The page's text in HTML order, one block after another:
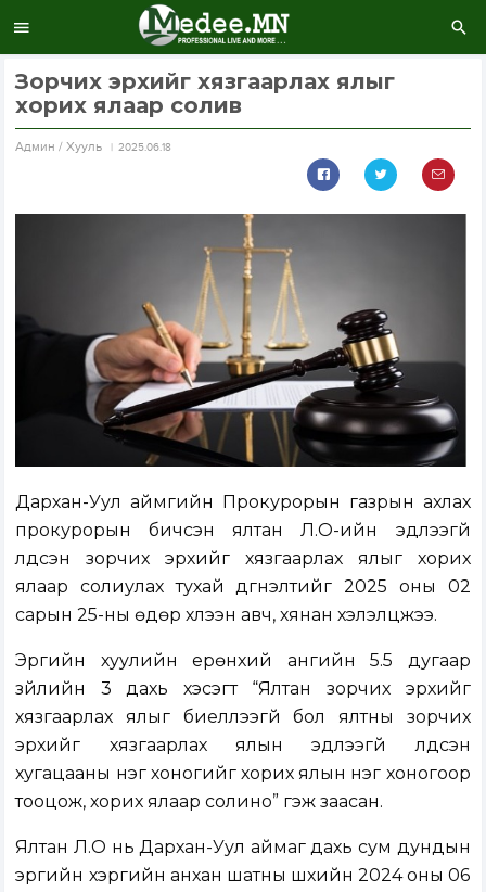
Зорчих эрхийг хязгаарлах ялыг
хорих ялаар солив
Aдмин / Хууль 2025.06.18
Дархан-Уул аймгийн Прокурорын газрын ахлах
прокурорын бичсэн ялтан Л.О-ийн эдлээгүй
үлдсэн зорчих эрхийг хязгаарлах ялыг хорих
ялаар солиулах тухай дүгнэлтийг 2025 оны 02
сарын 25-ны өдөр хүлээн авч, хянан хэлэлцжээ.
Эрүүгийн хуулийн ерөнхий ангийн 5.5 дугаар
зүйлийн 3 дахь хэсэгт “Ялтан зорчих эрхийг
хязгаарлах ялыг биелүүлээгүй бол ялтны зорчих
эрхийг хязгаарлах ялын эдлээгүй үлдсэн
хугацааны нэг хоногийг хорих ялын нэг хоногоор
тооцож, хорих ялаар солино” гэж заасан.
Ялтан Л.О нь Дархан-Уул аймаг дахь сум дундын
эрүүгийн хэргийн анхан шатны шүүхийн 2024 оны 06